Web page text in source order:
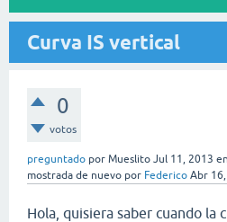
Curva IS vertical
0
votos
preguntado por Mueslito Jul 11, 2013 en
mostrada de nuevo por Federico Abr
Hola, quisiera saber cuando la